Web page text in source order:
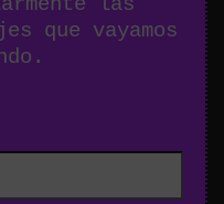
que vayamos